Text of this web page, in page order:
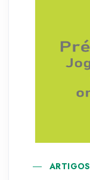
ARTIGOS